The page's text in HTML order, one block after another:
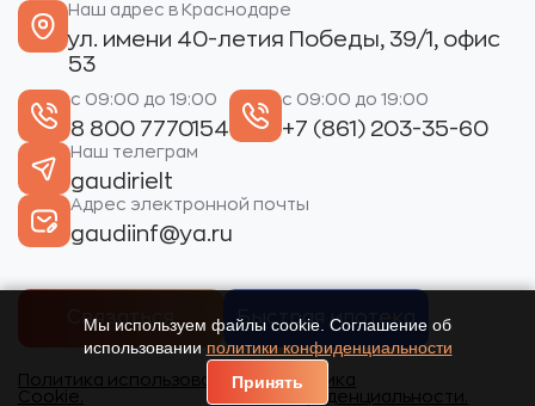
Наш адрес в Краснодаре
ул. имени 40-летия Победы, 39/1, офис
53
с 09:00 до 19:00
8 800 7770154
с 09:00 до 19:00
+7 (861) 203-35-60
Наш телеграм
gaudirielt
Адрес электронной почты
gaudiinf@ya.ru
Связаться Быстрая ипотека
Политика использования
Cookie.
Политика
конфиденциальности.
Мы используем файлы cookie. Соглашение об
использовании политики конфиденциальности
Принять